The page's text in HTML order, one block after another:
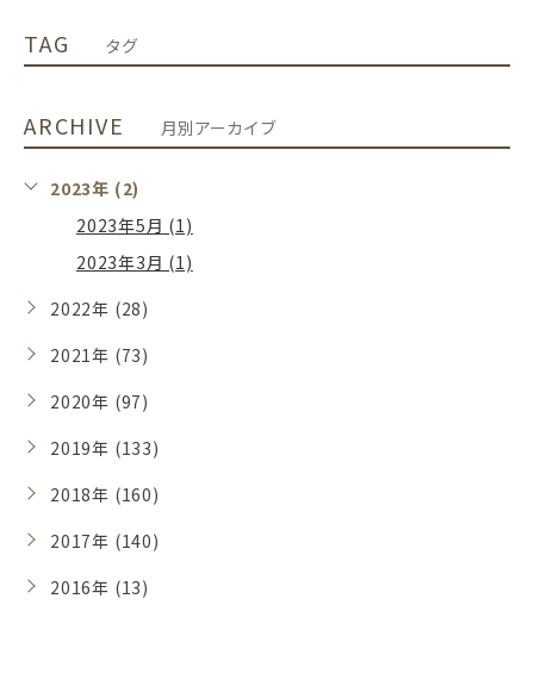
TAG タグ
ARCHIVE 月別アーカイブ
2023年 (2)
2023年5月 (1)
2023年3月 (1)
2022年 (28)
2021年 (73)
2020年 (97)
2019年 (133)
2018年 (160)
2017年 (140)
2016年 (13)